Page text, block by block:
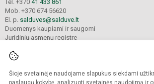
Šioje svetainėje naudojame slapukus siekdami
paslaugų kokybę, analizuoti svetainės naudojimą ir
Tel. +370 41 433 861
Mob. +370 674 56620
El. p. salduves@salduve.lt
Duomenys kaupiami ir saugomi
Juridinių asmenų registre
© 2026. Šiaulių Salduvės progimnazija. Visos